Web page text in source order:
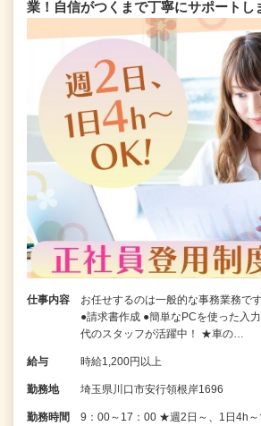
業！自信がつくまで丁寧にサポートし
仕事内容
お任せするのは一般的な事務業務で
●請求書作成 ●簡単なPCを使った
代のスタッフが活躍中！ ★車の…
給与 時給1,200円以上
勤務地 埼玉県川口市安行領根岸1696
勤務時間
9：00～17：00 ★週2日～、1日4h～